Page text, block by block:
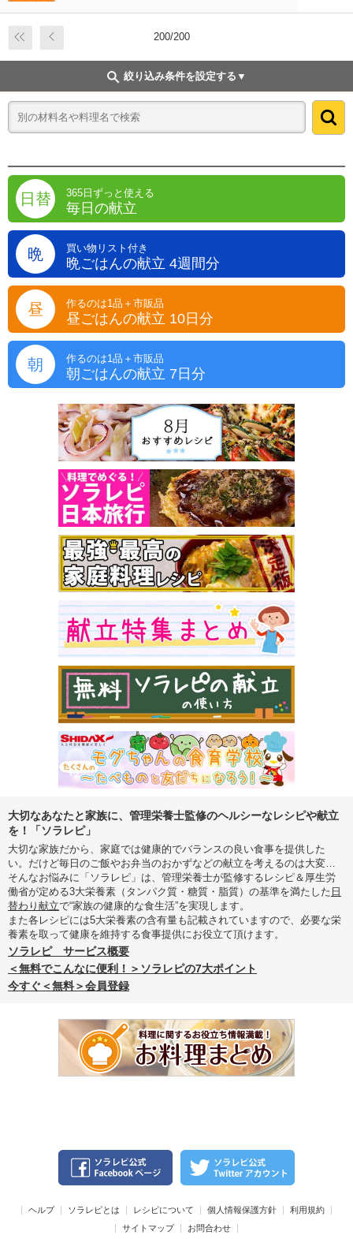
200/200
絞り込み条件を設定する
日替 365日ずっと使える
毎日の献立
晩 買い物リスト付き
晩ごはんの献立 4週間分
昼 作るのは1品＋市販品
昼ごはんの献立 10日分
朝 作るのは1品＋市販品
朝ごはんの献立 7日分
大切なあなたと家族に、管理栄養士監修のヘルシーなレシピや献立
を！「ソラレピ」
大切な家族だから、家庭では健康的でバランスの良い食事を提供した
い。だけど毎日のご飯やお弁当のおかずなどの献立を考えるのは大変…
そんなお悩みに「ソラレピ」は、管理栄養士が監修するレシピ＆厚生労
働省が定める3大栄養素（タンパク質・糖質・脂質）の基準を満たした 日
替わり献立で“家族の健康的な食生活”を実現します。
また各レシピには5大栄養素の含有量も記載されていますので、必要な栄
養素を取って健康を維持する食事提供にお役立て頂けます。
ソラレピ サービス概要
＜無料でこんなに便利！＞ソラレピの7大ポイント
今すぐ＜無料＞会員登録
ヘルプ ソラレピとは レシピについて 個人情報保護方針
利用規約
サイトマップ
お問合わせ